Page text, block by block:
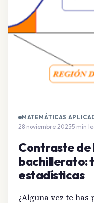
MATEMÁTICAS
28 noviembre 2025·5 min
Contraste de
bachillerato:
estadísticas
¿Alguna vez te has